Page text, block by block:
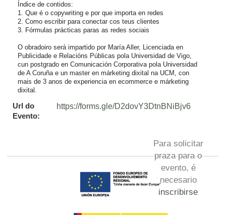
Índice de contidos:
1. Que é o copywriting e por que importa en redes
2. Como escribir para conectar cos teus clientes
3. Fórmulas prácticas paras as redes sociais
O obradoiro será impartido por María Aller, Licenciada en
Publicidade e Relacións Públicas pola Universidad de Vigo,
cun postgrado en Comunicación Corporativa pola Universidad
de A Coruña e un master en márketing dixital na UCM, con
mais de 3 anos de experiencia en ecommerce e márketing
dixital.
Url do
Evento:
https://forms.gle/D2dovY3DtnBNiBjv6
Para solicitar
praza para o
evento, é
necesario
inscribirse